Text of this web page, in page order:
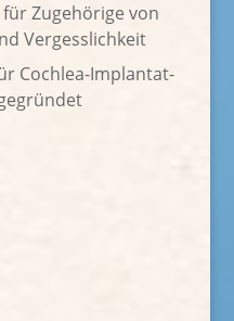
für Zugehörige von
Vergesslichkeit
Cochlea-Implantat-